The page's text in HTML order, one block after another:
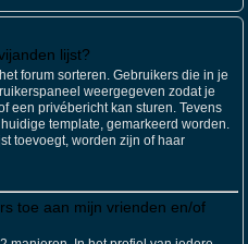
lijst?
forum sorteren. Gebruikers die in je
weergegeven zodat je
een privébericht kan sturen. Tevens
template, gemarkeerd worden.
toevoegt, worden zijn of haar
toe aan mijn vrienden en/of